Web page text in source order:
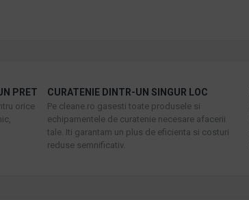
PRET
orice
CURATENIE DINTR-UN SINGUR LOC
Pe cleane.ro gasesti toate produsele si
echipamentele de curatenie necesare afacerii
tale. Iti garantam un plus de eficienta si costuri
reduse semnificativ.